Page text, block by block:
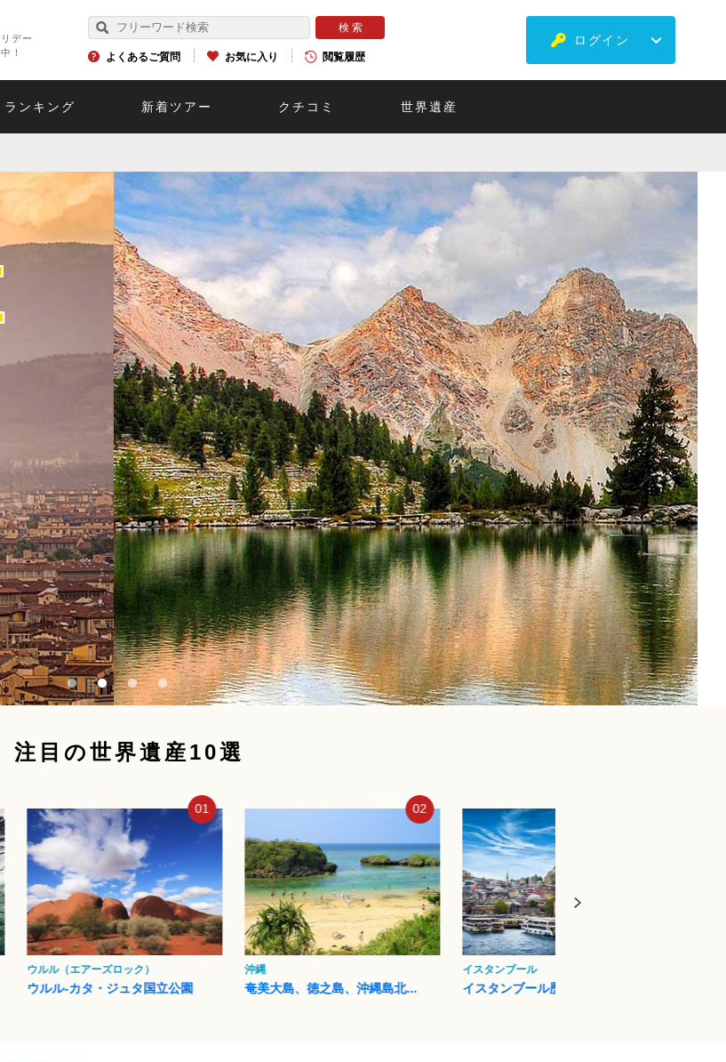
デー
！
よくあるご質問 お気に入り 閲覧履歴
ログイン
ランキング 新着ツアー クチコミ 世界遺産
注目の世界遺産10選
02
沖縄
奄美大島、徳之島、沖縄島北...
03
イスタンブール
イスタンブール歴史地域
フィレンツェ
フィレンツェ歴史地区